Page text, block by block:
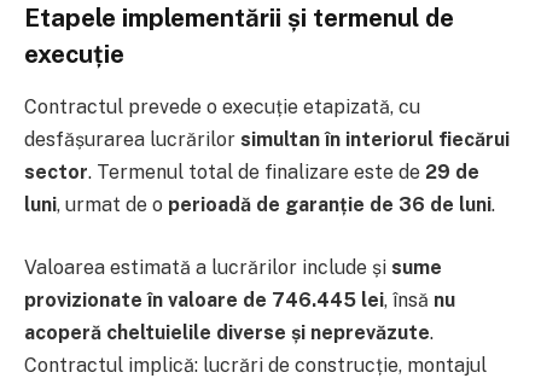
Etapele implementării și termenul de
execuție
Contractul prevede o execuție etapizată, cu
desfășurarea lucrărilor simultan în interiorul fiecărui
sector. Termenul total de finalizare este de 29 de
luni, urmat de o perioadă de garanție de 36 de luni.
Valoarea estimată a lucrărilor include și sume
provizionate în valoare de 746.445 lei, însă nu
acoperă cheltuielile diverse și neprevăzute.
Contractul implică: lucrări de construcție, montajul